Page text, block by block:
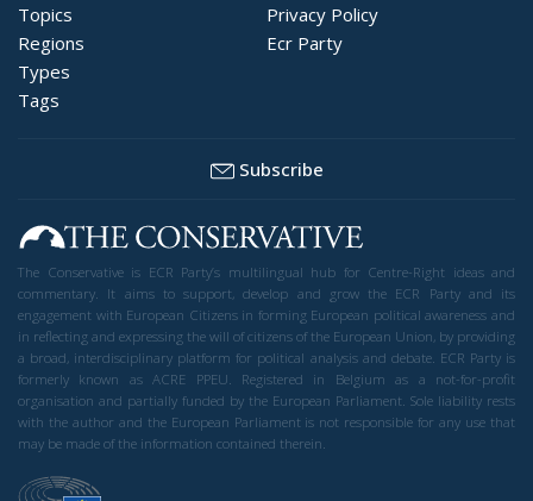
Topics
Regions
Types
Tags
Privacy Policy
Ecr Party
Subscribe
The Conservative is ECR Party’s multilingual hub for Centre-Right ideas and
commentary. It aims to support, develop and grow the ECR Party and its
engagement with European Citizens in forming European political awareness and
in reflecting and expressing the will of citizens of the European Union, by providing
a broad, interdisciplinary platform for political analysis and debate. ECR Party is
formerly known as ACRE PPEU. Registered in Belgium as a not-for-profit
organisation and partially funded by the European Parliament. Sole liability rests
with the author and the European Parliament is not responsible for any use that
may be made of the information contained therein.